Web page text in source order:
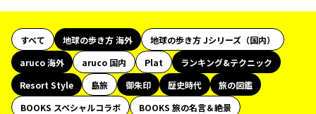
すべて 地球の歩き方 海外
地球の歩き方 Jシリーズ（国内）
aruco 海外
aruco 国内 Plat
ランキング&テクニック
Resort Style
島旅 御朱印 歴史時代
旅の図鑑
BOOKS スペシャルコラボ
BOOKS 旅の名言＆絶景